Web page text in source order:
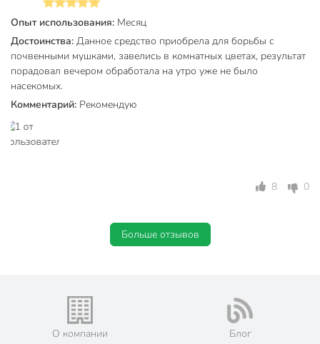
Опыт использования: Месяц
Достоинства: Данное средство приобрела для борьбы с
почвенными мушками, завелись в комнатных цветах, результат
порадовал вечером обработала на утро уже не было
насекомых.
Комментарий: Рекомендую
8 0
Больше отзывов
О компании Блог